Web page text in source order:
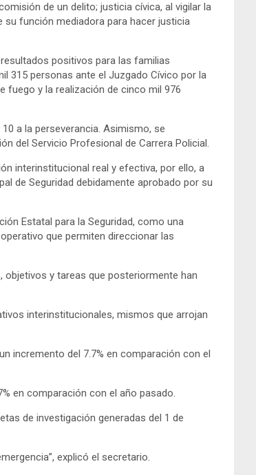
de un delito; justicia cívica, al vigilar la
su función mediadora para hacer justicia
positivos para las familias
315 personas ante el Juzgado Cívico por la
fuego y la realización de cinco mil 976
a la perseverancia. Asimismo, se
del Servicio Profesional de Carrera Policial.
interinstitucional real y efectiva, por ello, a
de Seguridad debidamente aprobado por su
Estatal para la Seguridad, como una
que permiten direccionar las
objetivos y tareas que posteriormente han
interinstitucionales, mismos que arrojan
incremento del 7.7% en comparación con el
en comparación con el año pasado.
de investigación generadas del 1 de
explicó el secretario.